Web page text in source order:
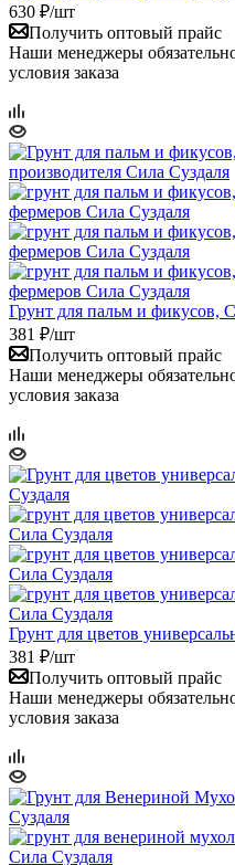
630 ₽/шт
Получить оптовый прайс
Наши менеджеры
условия заказа
Грунт для пальм и фикусов,
381 ₽/шт
Получить оптовый прайс
Наши менеджеры
условия заказа
Грунт для цветов
381 ₽/шт
Получить оптовый прайс
Наши менеджеры
условия заказа